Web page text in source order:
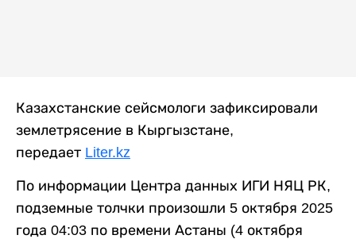
Казахстанские сейсмологи зафиксировали
землетрясение в Кыргызстане,
передает Liter.kz
По информации Центра данных ИГИ НЯЦ РК,
подземные толчки произошли 5 октября 2025
года 04:03 по времени Астаны (4 октября